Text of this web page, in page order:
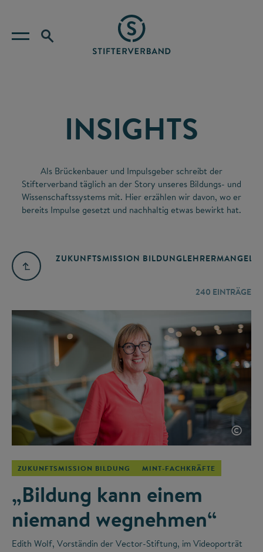
INSIGHTS
Als Brückenbauer und Impulsgeber schreibt der
Stifterverband täglich an der Story unseres Bildungs- und
Wissenschaftssystems mit. Hier erzählen wir davon, wo er
bereits Impulse gesetzt und nachhaltig etwas bewirkt hat.
ZUKUNFTSMISSION BILDUNGLEHRERMANGEL
240 EINTRÄGE
©
ZUKUNFTSMISSION BILDUNG MINT-FACHKRÄFTE
„Bildung kann einem
niemand wegnehmen“
Edith Wolf, Vorständin der Vector-Stiftung, im Videoporträt